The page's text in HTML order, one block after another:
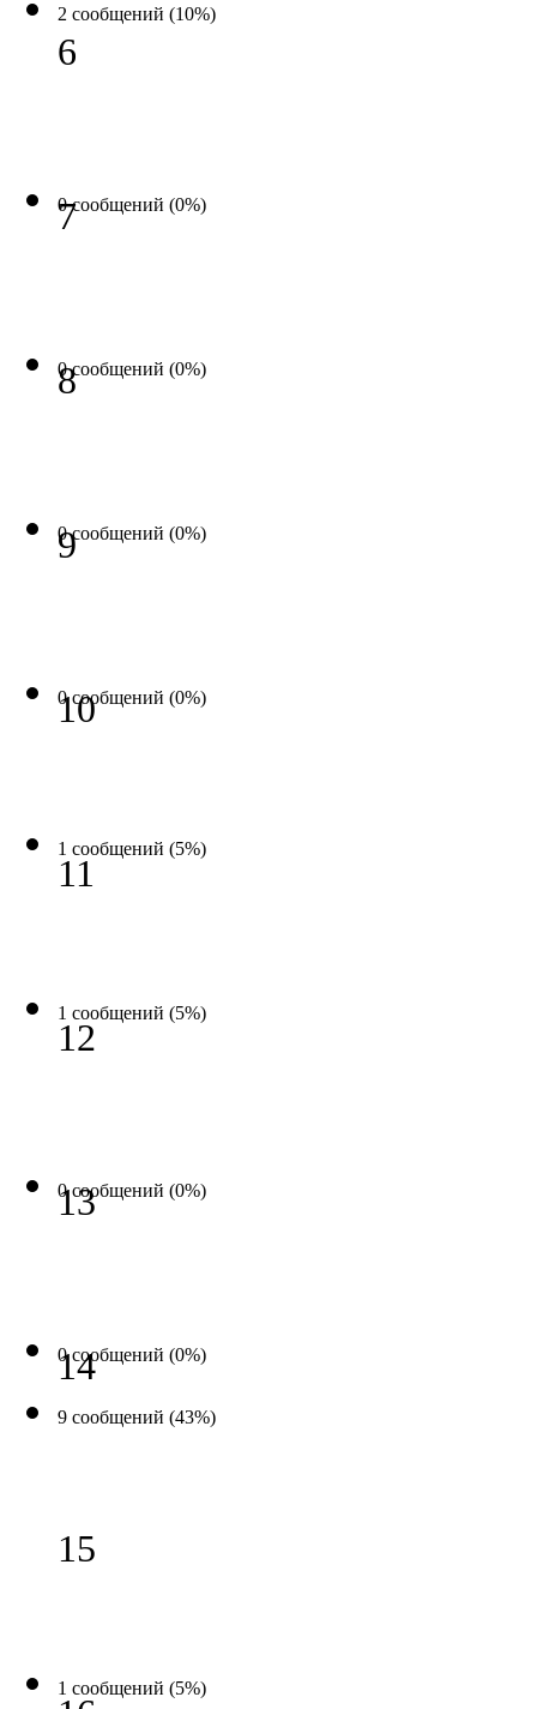
2 сообщений (10%)
6
0 сообщений (0%)
7
0 сообщений (0%)
8
0 сообщений (0%)
9
0 сообщений (0%)
10
1 сообщений (5%)
11
1 сообщений (5%)
12
0 сообщений (0%)
13
0 сообщений (0%)
14
9 сообщений (43%)
15
1 сообщений (5%)